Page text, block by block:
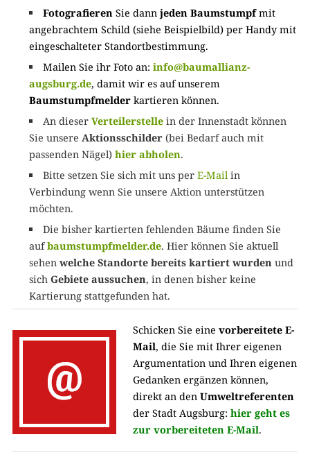
Fotografieren Sie dannjeden Baumstumpfmit
angebrachtem Schild (siehe Beispielbild) per Handy mit
eingeschalteter Standortbestimmung.
Mailen Sie ihr Foto an:info@baumallianz-
augsburg.de, damit wir es auf unserem
Baumstumpfmelderkartieren können.
An dieserVerteilerstelle in der Innenstadt können
Sie unsere Aktionsschilder(bei Bedarf auch mit
passenden Nägel) hier abholen.
Bitte setzen Sie sich mit uns perE-Mailin
Verbindung wenn Sie unsere Aktion unterstützen
möchten.
Die bisher kartierten fehlenden Bäume finden Sie
aufbaumstumpfmelder.de. Hier können Sie aktuell
sehen welche Standorte bereits kartiert wurdenund
sich Gebiete aussuchen, in denen bisher keine
Kartierung stattgefunden hat.
Schicken Sie eine vorbereitete E-
Mail, die Sie mit Ihrer eigenen
Argumentation und Ihren eigenen
Gedanken ergänzen können,
direkt an den Umweltreferenten
der Stadt Augsburg: hier geht es
zur vorbereiteten E-Mail.